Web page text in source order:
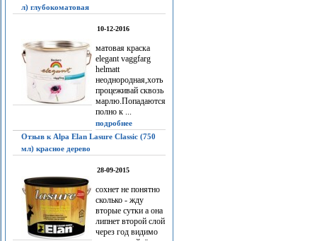
л) глубокоматовая
10-12-2016
матовая краска
elegant vaggfarg
helmatt
неоднородная,хоть
процеживай сквозь
марлю.Попадаются
полно к ...
подробнее
Отзыв к Alpa Elan Lasure Classic (750
мл) красное дерево
28-09-2015
сохнет не понятно
сколько - жду
вторые сутки а она
липнет второй слой
через год видимо